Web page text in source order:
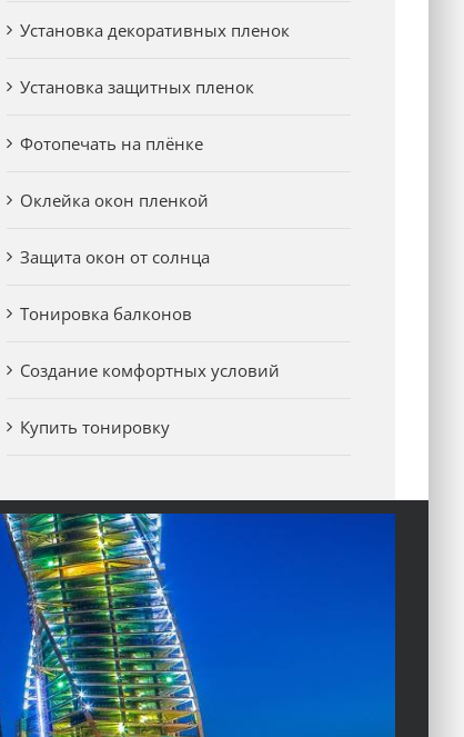
Установка декоративных пленок
Установка защитных пленок
Фотопечать на плёнке
Оклейка окон пленкой
Защита окон от солнца
Тонировка балконов
Создание комфортных условий
Купить тонировку